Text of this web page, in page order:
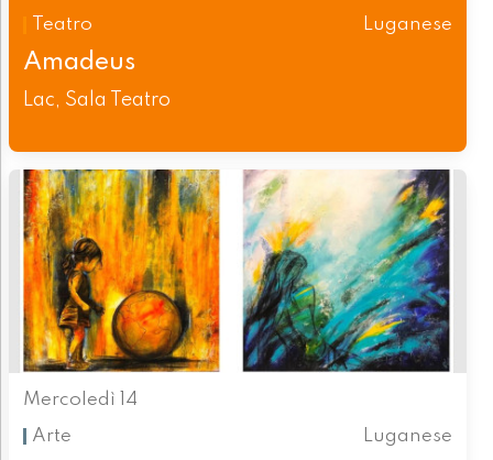
Teatro
Luganese
Amadeus
Lac, Sala Teatro
Mercoledì 14
Arte
Luganese